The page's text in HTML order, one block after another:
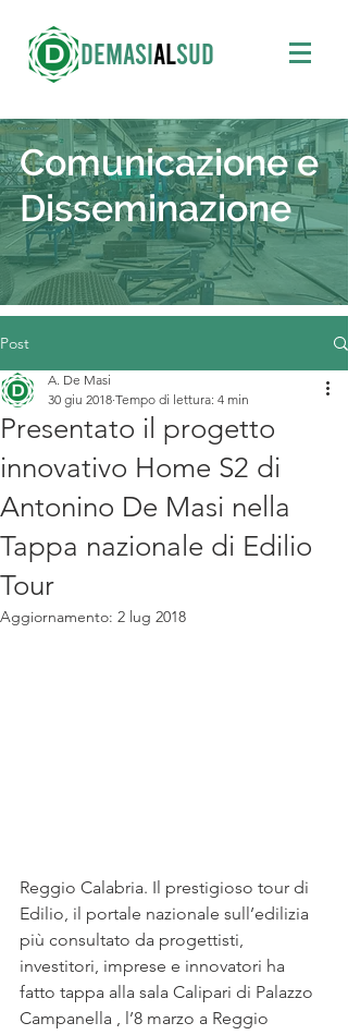
DEMASIALSUD
Comunicazione e
Disseminazione
Post
Presentato il progetto
innovativo Home S2 di
Antonino De Masi nella
Tappa nazionale di Edilio
Tour
A. De Masi
30 giu 2018 Tempo di lettura: 4 min
Aggiornamento: 2 lug 2018
Reggio Calabria. Il prestigioso tour di
Edilio, il portale nazionale sull’edilizia
più consultato da progettisti,
investitori, imprese e innovatori ha
fatto tappa alla sala Calipari di Palazzo
Campanella , l’8 marzo a Reggio